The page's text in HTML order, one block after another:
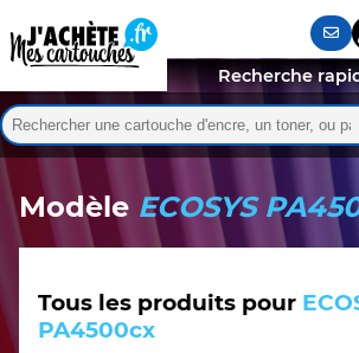
Rechercher :
Quand les résultats de l'auto-
Recherche
Modèle ECOSYS
Tous les produits pour
PA4500cx